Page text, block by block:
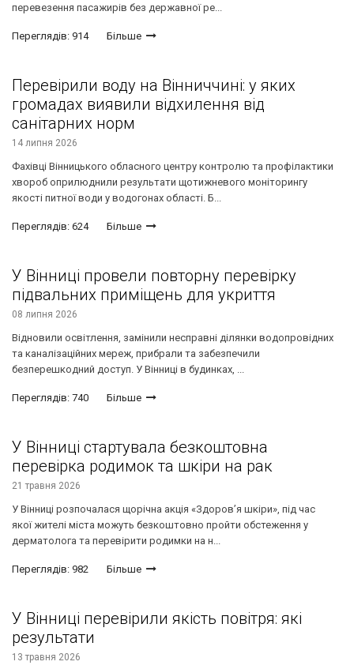
перевезення пасажирів без державної ре...
Переглядів: 914 Більше
Перевірили воду на Вінниччині: у яких
громадах виявили відхилення від
санітарних норм
14 липня 2026
Фахівці Вінницького обласного центру контролю та профілактики
хвороб оприлюднили результати щотижневого моніторингу
якості питної води у водогонах області. Б...
Переглядів: 624 Більше
У Вінниці провели повторну перевірку
підвальних приміщень для укриття
08 липня 2026
Відновили освітлення, замінили несправні ділянки водопровідних
та каналізаційних мереж, прибрали та забезпечили
безперешкодний доступ. У Вінниці в будинках, ...
Переглядів: 740 Більше
У Вінниці стартувала безкоштовна
перевірка родимок та шкіри на рак
21 травня 2026
У Вінниці розпочалася щорічна акція «Здоров’я шкіри», під час
якої жителі міста можуть безкоштовно пройти обстеження у
дерматолога та перевірити родимки на н...
Переглядів: 982 Більше
У Вінниці перевірили якість повітря: які
результати
13 травня 2026